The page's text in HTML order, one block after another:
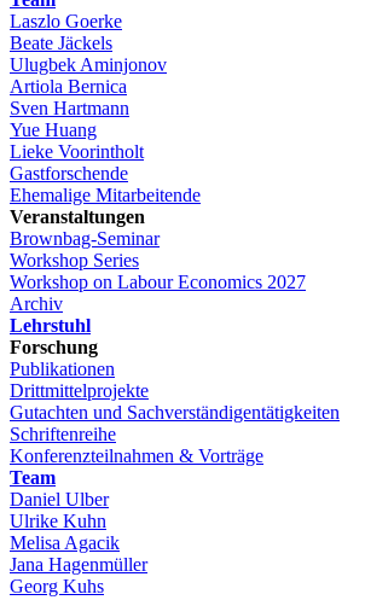
Laszlo Goerke
Beate Jäckels
Ulugbek Aminjonov
Artiola Bernica
Sven Hartmann
Yue Huang
Lieke Voorintholt
Gastforschende
Ehemalige Mitarbeitende
Veranstaltungen
Brownbag-Seminar
Workshop Series
Workshop on Labour Economics 2027
Archiv
Lehrstuhl
Forschung
Publikationen
Drittmittelprojekte
Gutachten und Sachverständigentätigkeiten
Schriftenreihe
Konferenzteilnahmen & Vorträge
Team
Daniel Ulber
Ulrike Kuhn
Melisa Agacik
Jana Hagenmüller
Georg Kuhs